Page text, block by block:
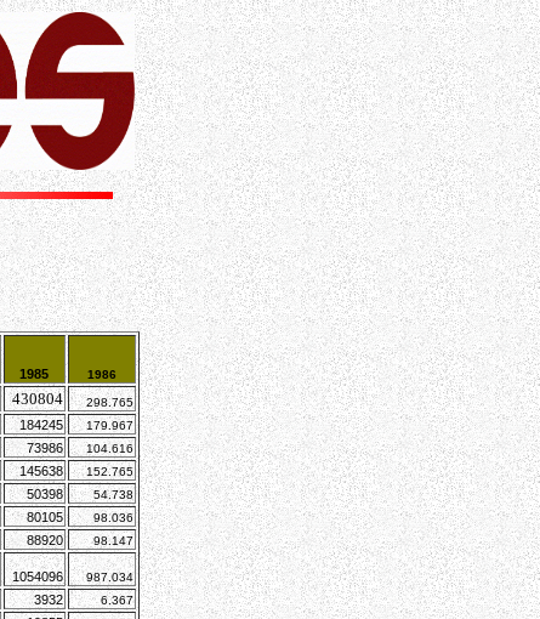
1985 1986
430804
298.765
184245
179.967
73986
104.616
145638
152.765
50398
54.738
80105
98.036
88920
98.147
1054096
987.034
3932
6.367